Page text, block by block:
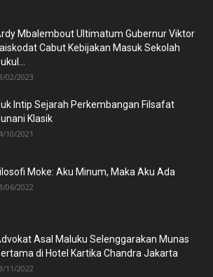
Mbalembout Ultimatum Gubernur Viktor
Cabut Kebijakan Masuk Sekolah
02/2023
Intip Sejarah Perkembangan Filsafat
Klasik
10/2021
Moke: Aku Minum, Maka Aku Ada
06/2022
Asal Maluku Selenggarakan Munas
di Hotel Kartika Chandra Jakarta
11/2022